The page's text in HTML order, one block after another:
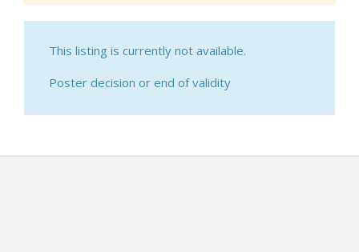
This listing is currently not available.
Poster decision or end of validity